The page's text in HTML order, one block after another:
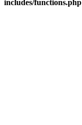
includes/functions.php